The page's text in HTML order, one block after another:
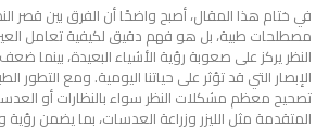
في ختام هذا المقال، أصبح واضحًا أن الفرق بين قصر
مصطلحات طبية، بل هو فهم دقيق لكيفية تعامل
النظر يركز على صعوبة رؤية الأشياء البعيدة،
الإبصار التي قد تؤثر على حياتنا اليومية. ومع التطور
تصحيح معظم مشكلات النظر سواء بالنظارات أو
المتقدمة مثل الليزر وزراعة العدسات، بما يضمن رؤية